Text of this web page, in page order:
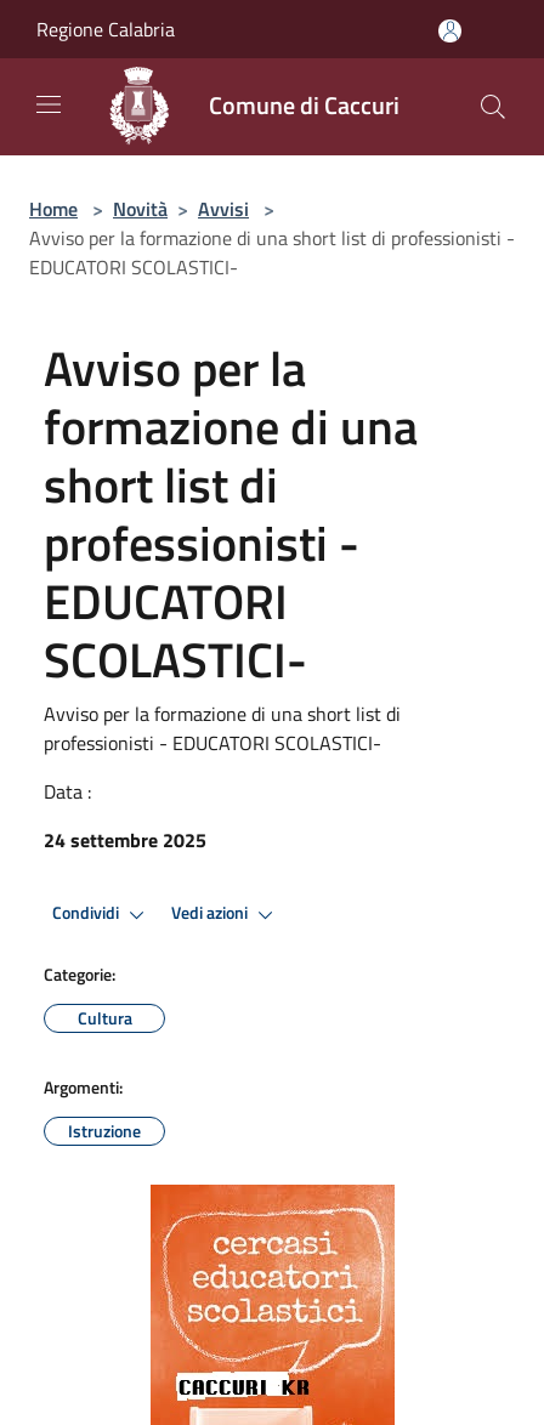
Regione Calabria
Comune di Caccuri
Home > Novità > Avvisi >
Avviso per la formazione di una short list di professionisti -
EDUCATORI SCOLASTICI-
Avviso per la
formazione di una
short list di
professionisti -
EDUCATORI
SCOLASTICI-
Avviso per la formazione di una short list di
professionisti - EDUCATORI SCOLASTICI-
Data :
24 settembre 2025
Condividi Vedi azioni
Categorie:
Cultura
Argomenti:
Istruzione